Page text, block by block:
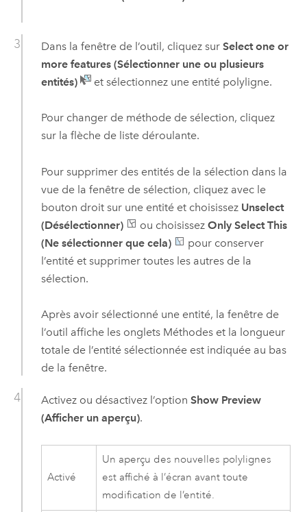
Dans la fenêtre de l’outil, cliquez sur Select one or
more features (Sélectionner une ou plusieurs
entités)
et sélectionnez une entité polyligne.
Pour changer de méthode de sélection, cliquez
sur la flèche de liste déroulante.
Pour supprimer des entités de la sélection dans la
vue de la fenêtre de sélection, cliquez avec le
bouton droit sur une entité et choisissez Unselect
(Désélectionner)
ou choisissez Only Select This
(Ne sélectionner que cela)
pour conserver
l’entité et supprimer toutes les autres de la
sélection.
Après avoir sélectionné une entité, la fenêtre de
l’outil affiche les onglets Méthodes et la longueur
totale de l’entité sélectionnée est indiquée au bas
de la fenêtre.
Activez ou désactivez l’option Show Preview
(Afficher un aperçu).
Activé
Un aperçu des nouvelles polylignes
est affiché à l’écran avant toute
modification de l’entité.